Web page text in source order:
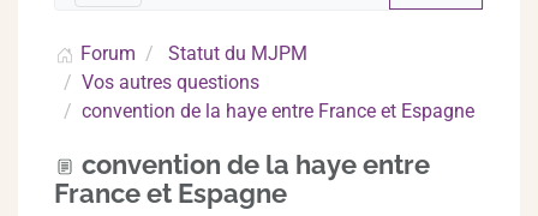
Forum
Statut du MJPM
Vos autres questions
convention de la haye entre France et Espagne
convention de la haye entre
France et Espagne